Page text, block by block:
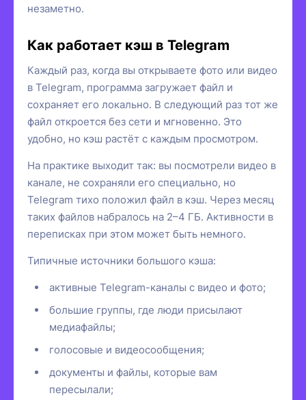
незаметно.
Как работает кэш в Telegram
Каждый раз, когда вы открываете фото или видео
в Telegram, программа загружает файл и
сохраняет его локально. В следующий раз тот же
файл откроется без сети и мгновенно. Это
удобно, но кэш растёт с каждым просмотром.
На практике выходит так: вы посмотрели видео в
канале, не сохраняли его специально, но
Telegram тихо положил файл в кэш. Через месяц
таких файлов набралось на 2–4 ГБ. Активности в
переписках при этом может быть немного.
Типичные источники большого кэша:
активные Telegram-каналы с видео и фото;
большие группы, где люди присылают
медиафайлы;
голосовые и видеосообщения;
документы и файлы, которые вам
пересылали;